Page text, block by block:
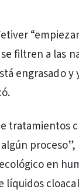
filtren a las
engrasado
tratamientos
en